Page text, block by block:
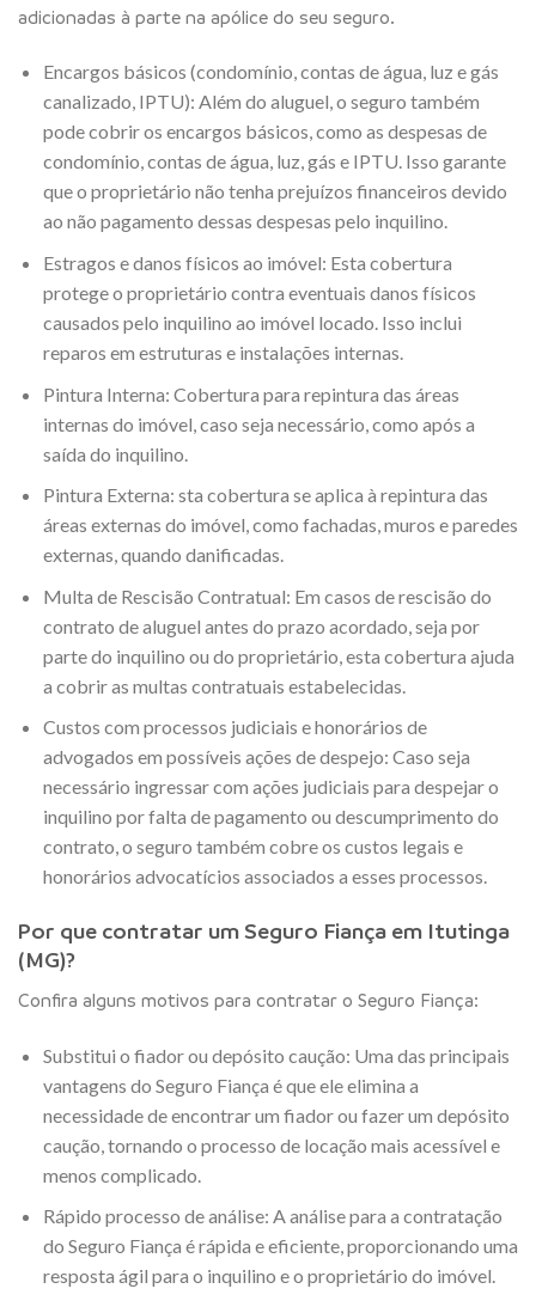
adicionadas à parte na apólice do seu seguro.
Encargos básicos (condomínio, contas de água, luz e gás
canalizado, IPTU): Além do aluguel, o seguro também
pode cobrir os encargos básicos, como as despesas de
condomínio, contas de água, luz, gás e IPTU. Isso garante
que o proprietário não tenha prejuízos financeiros devido
ao não pagamento dessas despesas pelo inquilino.
Estragos e danos físicos ao imóvel: Esta cobertura
protege o proprietário contra eventuais danos físicos
causados pelo inquilino ao imóvel locado. Isso inclui
reparos em estruturas e instalações internas.
Pintura Interna: Cobertura para repintura das áreas
internas do imóvel, caso seja necessário, como após a
saída do inquilino.
Pintura Externa: sta cobertura se aplica à repintura das
áreas externas do imóvel, como fachadas, muros e paredes
externas, quando danificadas.
Multa de Rescisão Contratual: Em casos de rescisão do
contrato de aluguel antes do prazo acordado, seja por
parte do inquilino ou do proprietário, esta cobertura ajuda
a cobrir as multas contratuais estabelecidas.
Custos com processos judiciais e honorários de
advogados em possíveis ações de despejo: Caso seja
necessário ingressar com ações judiciais para despejar o
inquilino por falta de pagamento ou descumprimento do
contrato, o seguro também cobre os custos legais e
honorários advocatícios associados a esses processos.
Por que contratar um Seguro Fiança em Itutinga
(MG)?
Confira alguns motivos para contratar o Seguro Fiança:
Substitui o fiador ou depósito caução: Uma das principais
vantagens do Seguro Fiança é que ele elimina a
necessidade de encontrar um fiador ou fazer um depósito
caução, tornando o processo de locação mais acessível e
menos complicado.
Rápido processo de análise: A análise para a contratação
do Seguro Fiança é rápida e eficiente, proporcionando uma
resposta ágil para o inquilino e o proprietário do imóvel.